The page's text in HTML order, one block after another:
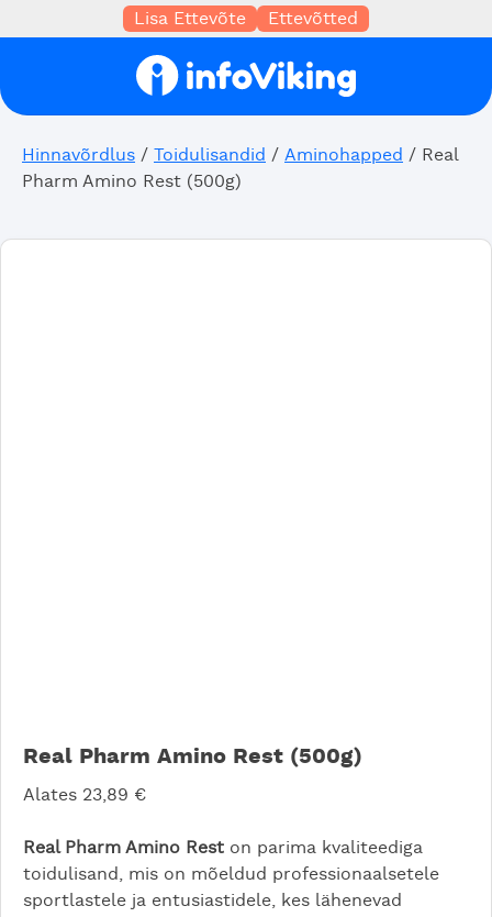
Lisa Ettevõte Ettevõtted
Hinnavõrdlus / Toidulisandid / Aminohapped / Real
Pharm Amino Rest (500g)
Real Pharm Amino Rest (500g)
Alates 23,89 €
Real Pharm Amino Rest on parima kvaliteediga
toidulisand, mis on mõeldud professionaalsetele
sportlastele ja entusiastidele, kes lähenevad